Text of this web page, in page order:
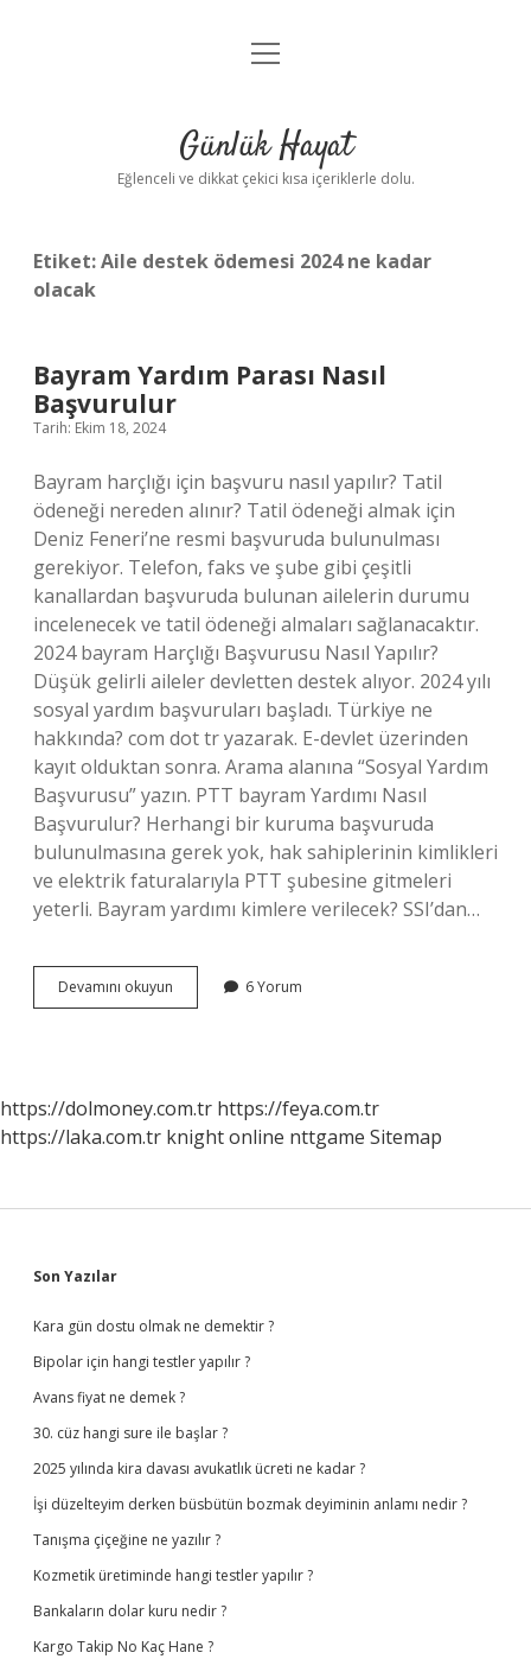
Anasayfa
Yasal Uyarı
menüyü
Günlük Hayat
Eğlenceli ve dikkat çekici kısa içeriklerle dolu.
Etiket:Aile destek ödemesi 2024 ne kadar
olacak
Bayram Yardım Parası Nasıl
Başvurulur
Tarih: Ekim 18, 2024
Bayram harçlığı için başvuru nasıl yapılır? Tatil
ödeneği nereden alınır? Tatil ödeneği almak için
Deniz Feneri’ne resmi başvuruda bulunulması
gerekiyor. Telefon, faks ve şube gibi çeşitli
kanallardan başvuruda bulunan ailelerin durumu
incelenecek ve tatil ödeneği almaları sağlanacaktır.
2024 bayram Harçlığı Başvurusu Nasıl Yapılır?
Düşük gelirli aileler devletten destek alıyor. 2024 yılı
sosyal yardım başvuruları başladı. Türkiye ne
hakkında? com dot tr yazarak. E-devlet üzerinden
kayıt olduktan sonra. Arama alanına “Sosyal Yardım
Başvurusu” yazın. PTT bayram Yardımı Nasıl
Başvurulur? Herhangi bir kuruma başvuruda
bulunulmasına gerek yok, hak sahiplerinin kimlikleri
ve elektrik faturalarıyla PTT şubesine gitmeleri
yeterli. Bayram yardımı kimlere verilecek? SSI’dan…
Devamını okuyun
Yardım
6 Yorum
https://dolmoney.com.tr https://feya.com.tr
https://laka.com.tr knight online nttgame Sitemap
Sidebar
Son Yazılar
Kara gün dostu olmak ne demektir ?
Bipolar için hangi testler yapılır ?
Avans fiyat ne demek ?
30. cüz hangi sure ile başlar ?
2025 yılında kira davası avukatlık ücreti ne kadar ?
İşi düzelteyim derken büsbütün bozmak deyiminin anlamı nedir ?
Tanışma çiçeğine ne yazılır ?
Kozmetik üretiminde hangi testler yapılır ?
Bankaların dolar kuru nedir ?
Kargo Takip No Kaç Hane ?